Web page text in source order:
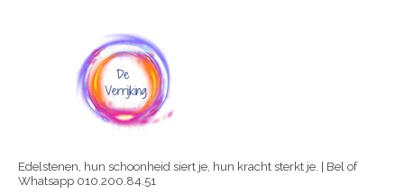
Edelstenen, hun schoonheid siert je, hun kracht sterkt je. | Bel of
Whatsapp 010.200.84.51